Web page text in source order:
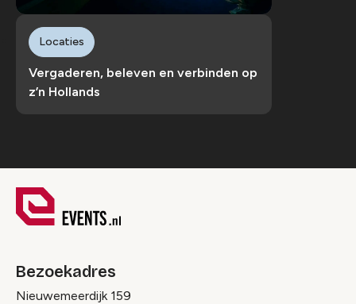
Vergaderen, beleven en verbinden op
z’n Hollands
Locaties
Bezoekadres
Nieuwemeerdijk 159